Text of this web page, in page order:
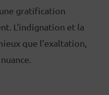
gratification
L'indignation et la
que l'exaltation,